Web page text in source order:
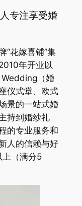
专注享受婚
“花嫁喜铺”集
年开业以
（婚
仪式堂、欧式
景的一站式婚
持到婚纱礼
的专业服务和
人的信赖与好
上（满分5